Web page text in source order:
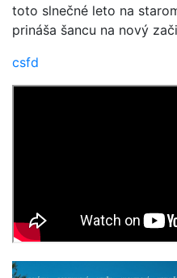
toto slnečné leto na
prináša šancu na nový
csfd